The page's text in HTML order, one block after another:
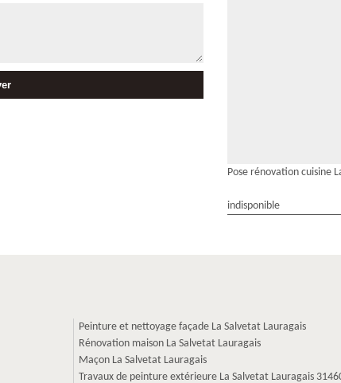
Pose rénovation cuisine
indisponible
Peinture et nettoyage façade La Salvetat Lauragais
Rénovation maison La Salvetat Lauragais
Maçon La Salvetat Lauragais
Travaux de peinture extérieure La Salvetat Lauragais